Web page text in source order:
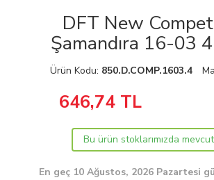
DFT New
Şamandıra 16-03
Ürün Kodu: 850.D.COMP.1603.4
646,74TL
Bu ürün stoklarımızda
En geç 10 Ağustos, 2026 Pazartesi